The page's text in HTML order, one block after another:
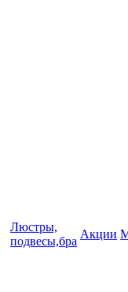
Люстры,
подвесы,бра
Акции